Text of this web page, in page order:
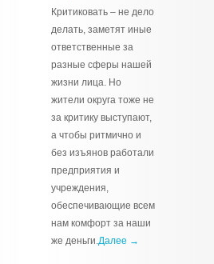
Критиковать – не дело
делать, заметят иные
ответственные за
разные сферы нашей
жизни лица. Но
жители округа тоже не
за критику выступают,
а чтобы ритмично и
без изъянов работали
предприятия и
учреждения,
обеспечивающие всем
нам комфорт за наши
же деньги.Далее →